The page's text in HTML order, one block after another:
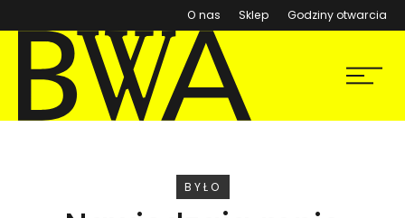
O nas Sklep (otwiera się w nowym
Godziny otwarcia
BWA Wrocław
Galerie Sztuki Współczesnej
Menu
WYDARZENIE
BYŁO